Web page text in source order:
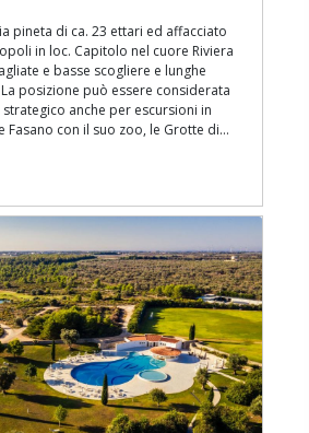
pineta di ca. 23 ettari ed affacciato
in loc. Capitolo nel cuore Riviera
e basse scogliere e lunghe
posizione può essere considerata
anche per escursioni in
Fasano con il suo zoo, le Grotte di
Ostuni e Martina Franca, tutte
in circa mezz’ora d’auto.